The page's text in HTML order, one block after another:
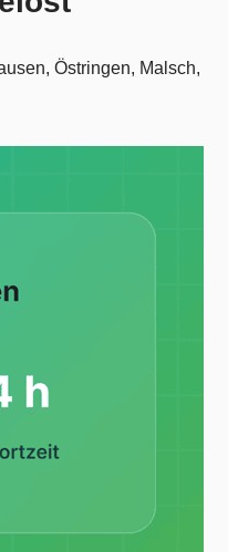
Östringen, Malsch,